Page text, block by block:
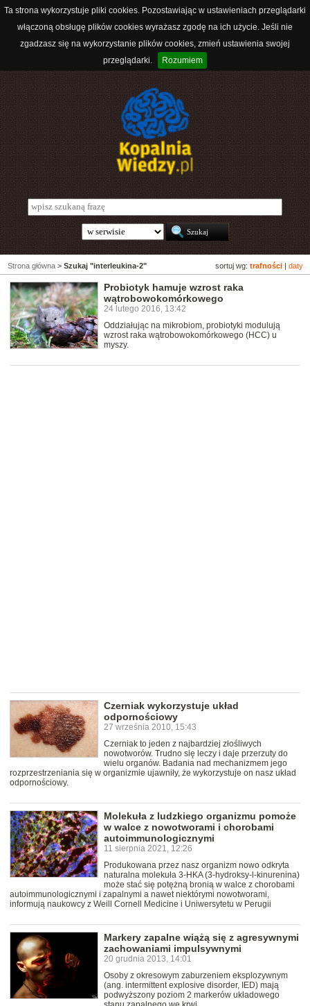
Ta strona wykorzystuje pliki cookies. Pozostawiając w ustawieniach przeglądarki
włączoną obsługę plików cookies wyrażasz zgodę na ich użycie. Jeśli nie
zgadzasz się na wykorzystanie plików cookies, zmień ustawienia swojej
przeglądarki.
Rozumiem
sortuj wg: trafności daty
Strona główna > Szukaj "interleukina-2"
Probiotyk hamuje wzrost raka
wątrobowokomórkowego
24 lutego 2016, 13:42
Oddziałując na mikrobiom, probiotyki modulują
wzrost raka wątrobowokomórkowego (HCC) u
myszy.
Czerniak wykorzystuje układ
odpornościowy
27 września 2010, 15:43
Czerniak to jeden z najbardziej złośliwych
nowotworów. Trudno się leczy i daje przerzuty do
wielu organów. Badania nad mechanizmem jego
rozprzestrzeniania się w organizmie ujawniły, że wykorzystuje on nasz układ
odpornościowy.
Molekuła z ludzkiego organizmu pomoże
w walce z nowotworami i chorobami
autoimmunologicznymi
11 sierpnia 2021, 12:26
Produkowana przez nasz organizm nowo odkryta
naturalna molekuła 3-HKA (3-hydroksy-l-kinurenina)
może stać się potężną bronią w walce z chorobami
autoimmunologicznymi i zapalnymi a nawet niektórymi nowotworami,
informują naukowcy z Weill Cornell Medicine i Uniwersytetu w Perugii
Markery zapalne wiążą się z agresywnymi
zachowaniami impulsywnymi
20 grudnia 2013, 14:01
Osoby z okresowym zaburzeniem eksplozywnym
(ang. intermittent explosive disorder, IED) mają
podwyższony poziom 2 markerów układowego